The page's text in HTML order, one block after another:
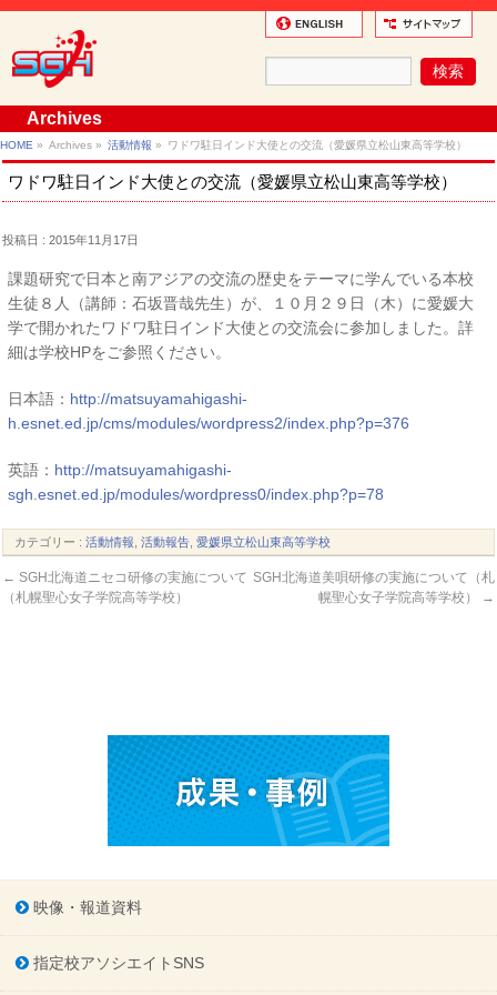
Archives
HOME » Archives » 活動情報 » ワドワ駐日インド大使との交流（愛媛県立松山東高等学校）
ワドワ駐日インド大使との交流（愛媛県立松山東高等学校）
投稿日 : 2015年11月17日
課題研究で日本と南アジアの交流の歴史をテーマに学んでいる本校
生徒８人（講師：石坂晋哉先生）が、１０月２９日（木）に愛媛大
学で開かれたワドワ駐日インド大使との交流会に参加しました。詳
細は学校HPをご参照ください。
日本語： http://matsuyamahigashi-
h.esnet.ed.jp/cms/modules/wordpress2/index.php?p=376
英語： http://matsuyamahigashi-
sgh.esnet.ed.jp/modules/wordpress0/index.php?p=78
カテゴリー :活動情報 ,活動報告 ,愛媛県立松山東高等学校
← SGH北海道ニセコ研修の実施について
（札幌聖心女子学院高等学校）
SGH北海道美唄研修の実施について（札
幌聖心女子学院高等学校）
→
映像・報道資料
指定校アソシエイトSNS